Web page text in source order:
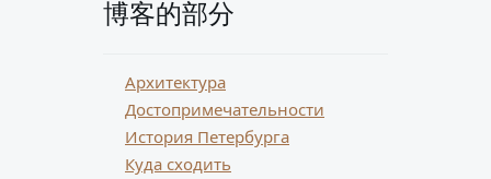
博客的部分
Архитектура
Достопримечательности
История Петербурга
Куда сходить